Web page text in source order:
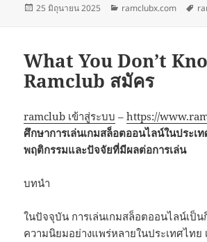
เขียน
25 มิถุนายน 2025
หมวด
ramclubx.com
ป้
What You Don’t
Ramclub สมัคร
ramclub เข้าสู่ระบบ –https://
ศึกษาการเล่นเกมสล็อตออนไลน์ในประเ
พฤติกรรมและปัจจัยที่มีผลต่อการเล่น
บทนำ
ในปัจจุบัน การเล่นเกมสล็อตออนไลน์เป็
ความนิยมอย่างแพร่หลายในประเทศไทย